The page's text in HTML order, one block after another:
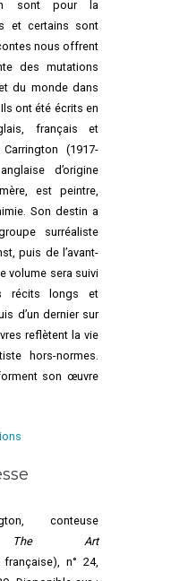
sont pour la
et certains sont
nous offrent
des mutations
du monde dans
ont été écrits en
français et
(1917-
d’origine
est peintre,
Son destin a
surréaliste
puis de l’avant-
volume sera suivi
récits longs et
d’un dernier sur
reflètent la vie
hors-normes.
son œuvre
conteuse
The Art
n° 24,